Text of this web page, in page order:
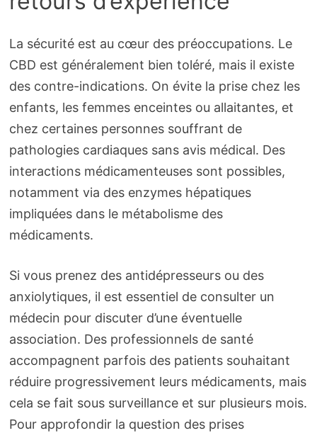
La sécurité est au cœur des préoccupations. Le
CBD est généralement bien toléré, mais il existe
des contre-indications. On évite la prise chez les
enfants, les femmes enceintes ou allaitantes, et
chez certaines personnes souffrant de
pathologies cardiaques sans avis médical. Des
interactions médicamenteuses sont possibles,
notamment via des enzymes hépatiques
impliquées dans le métabolisme des
médicaments.
Si vous prenez des antidépresseurs ou des
anxiolytiques, il est essentiel de consulter un
médecin pour discuter d’une éventuelle
association. Des professionnels de santé
accompagnent parfois des patients souhaitant
réduire progressivement leurs médicaments, mais
cela se fait sous surveillance et sur plusieurs mois.
Pour approfondir la question des prises